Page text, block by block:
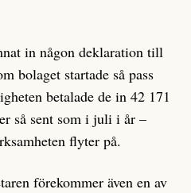
in någon deklaration till
bolaget startade så pass
betalade de in 42 171
så sent som i juli i år –
flyter på.
förekommer även en av